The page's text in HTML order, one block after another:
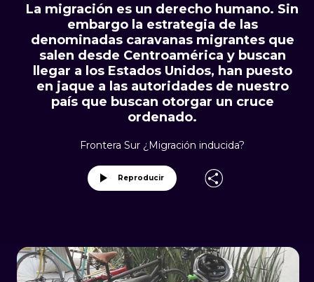
La migración es un derecho humano. Sin
embargo la estrategia de las
denominadas caravanas migrantes que
salen desde Centroamérica y buscan
llegar a los Estados Unidos, han puesto
en jaque a las autoridades de nuestro
país que buscan otorgar un cruce
ordenado.
Frontera Sur ¿Migración inducida?
Reproducir